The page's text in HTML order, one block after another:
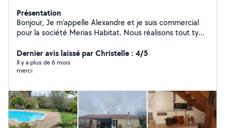
Présentation
Bonjour, Je m'appelle Alexandre et je suis commercial
pour la société Merias Habitat. Nous réalisons tout type
démoussage de toiture, l'isolation, la ventilation et le
placoplâtre. N'hésitez pas à me contacter pour tout
type de projet. Nous saurons vous apporter les
maîtriserions pas un domaine en particulier.
Dernier avis laissé par Christelle : 4/5
Il y a plus de 6 mois
merci